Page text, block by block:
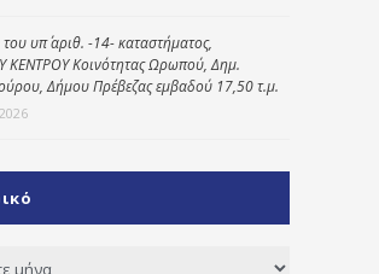
υπ΄ αριθ. -14- καταστήματος,
ΚΕΝΤΡΟΥ Κοινότητας Ωρωπού, Δημ.
Δήμου Πρέβεζας εμβαδού 17,50 τ.μ.